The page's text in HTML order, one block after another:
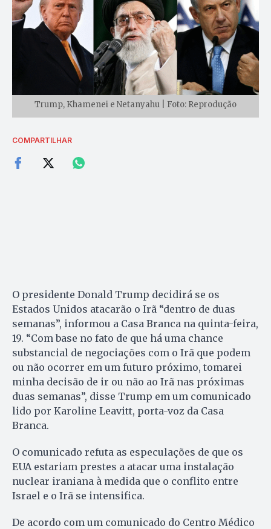
Trump, Khamenei e Netanyahu | Foto: Reprodução
COMPARTILHAR
O presidente Donald Trump decidirá se os
Estados Unidos atacarão o Irã “dentro de duas
semanas”, informou a Casa Branca na quinta-feira,
19. “Com base no fato de que há uma chance
substancial de negociações com o Irã que podem
ou não ocorrer em um futuro próximo, tomarei
minha decisão de ir ou não ao Irã nas próximas
duas semanas”, disse Trump em um comunicado
lido por Karoline Leavitt, porta-voz da Casa
Branca.
O comunicado refuta as especulações de que os
EUA estariam prestes a atacar uma instalação
nuclear iraniana à medida que o conflito entre
Israel e o Irã se intensifica.
De acordo com um comunicado do Centro Médico